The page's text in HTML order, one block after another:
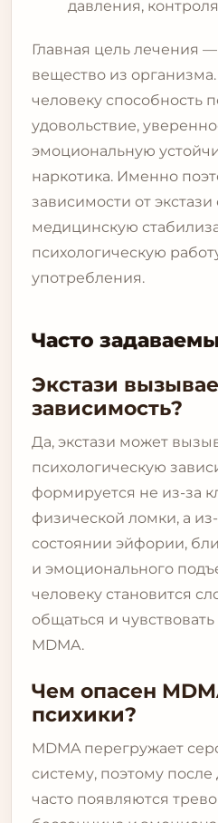
давления,
Главная цель лечения
вещество из
человеку способность
удовольствие,
эмоциональную
наркотика. Именно
зависимости от экстази
медицинскую
психологическую
употребления.
Часто
Экстази
зависимость?
Да, экстази может
психологическую
формируется не из-за
физической ломки, а
состоянии эйфории,
и эмоционального
человеку становится
общаться и
MDMA.
Чем опасен
психики?
MDMA перегружает
систему, поэтому
часто появляются